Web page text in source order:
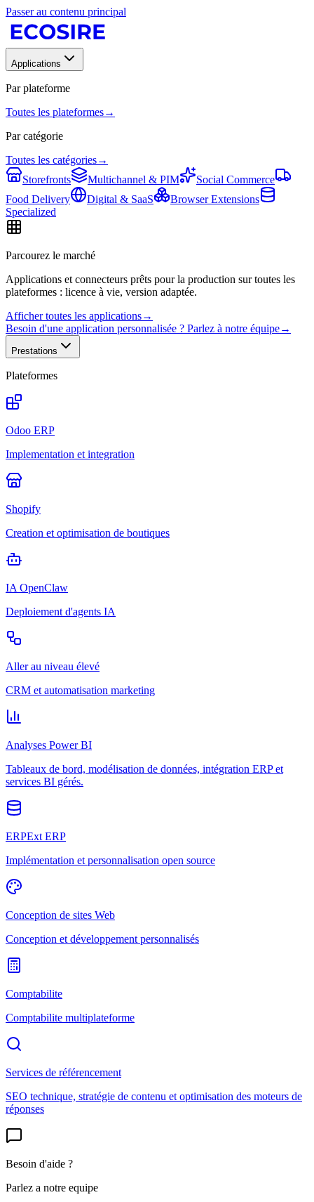
Passer au contenu principal
Applications
Par plateforme
Toutes les plateformes→
Par catégorie
Toutes les catégories→
Storefronts
Multichannel & PIM
Social Commerce
Food Delivery
Digital & SaaS
Browser Extensions
Specialized
Parcourez le marché
Applications et connecteurs prêts pour la production sur toutes les
plateformes : licence à vie, version adaptée.
Afficher toutes les applications→
Besoin d'une application personnalisée ? Parlez à notre équipe→
Prestations
Plateformes
Odoo ERP
Implementation et integration
Shopify
Creation et optimisation de boutiques
IA OpenClaw
Deploiement d'agents IA
Aller au niveau élevé
CRM et automatisation marketing
Analyses Power BI
Tableaux de bord, modélisation de données, intégration ERP et
services BI gérés.
ERPExt ERP
Implémentation et personnalisation open source
Conception de sites Web
Conception et développement personnalisés
Comptabilite
Comptabilite multiplateforme
Services de référencement
SEO technique, stratégie de contenu et optimisation des moteurs de
réponses
Besoin d'aide ?
Parlez a notre equipe